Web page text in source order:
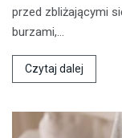
przed zbliżającymi
burzami,…
Czytaj dalej